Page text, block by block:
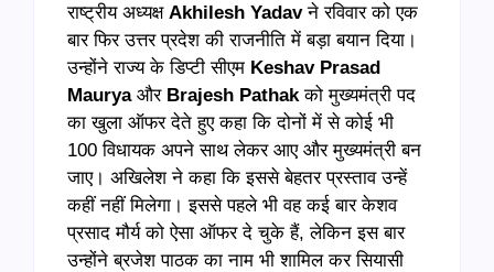
राष्ट्रीय अध्यक्ष Akhilesh Yadavने रविवार को एक
बार फिर उत्तर प्रदेश की राजनीति में बड़ा बयान दिया।
उन्होंने राज्य के डिप्टी सीएम Keshav Prasad
Mauryaऔर Brajesh Pathak को मुख्यमंत्री पद
का खुला ऑफर देते हुए कहा कि दोनों में से कोई भी
100 विधायक अपने साथ लेकर आए और मुख्यमंत्री बन
जाए। अखिलेश ने कहा कि इससे बेहतर प्रस्ताव उन्हें
कहीं नहीं मिलेगा। इससे पहले भी वह कई बार केशव
प्रसाद मौर्य को ऐसा ऑफर दे चुके हैं, लेकिन इस बार
उन्होंने ब्रजेश पाठक का नाम भी शामिल कर सियासी